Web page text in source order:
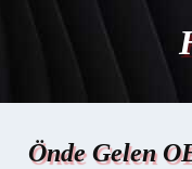
Önde Gelen